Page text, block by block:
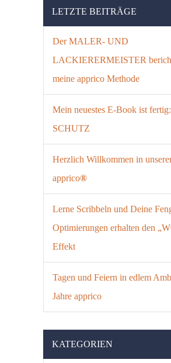
LETZTE BEITRÄGE
Der MALER- UND
LACKIERERMEISTER
meine apprico Methode
Mein neuestes E-Book ist fertig:
SCHUTZ
Herzlich Willkommen in
apprico®
Lerne Scribbeln und Deine
Optimierungen erhalten den
Effekt
Tagen und Feiern in edlem
Jahre apprico
KATEGORIEN